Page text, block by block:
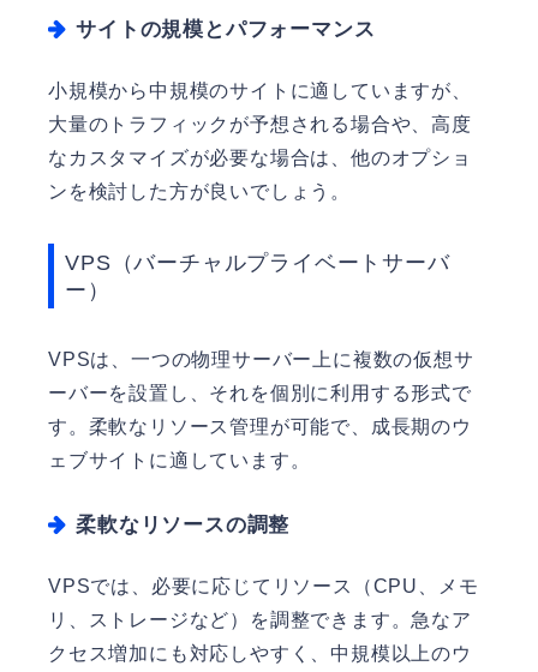
サイトの規模とパフォーマンス
小規模から中規模のサイトに適していますが、
大量のトラフィックが予想される場合や、高度
なカスタマイズが必要な場合は、他のオプショ
ンを検討した方が良いでしょう。
VPS（バーチャルプライベートサーバ
ー）
VPSは、一つの物理サーバー上に複数の仮想サ
ーバーを設置し、それを個別に利用する形式で
す。柔軟なリソース管理が可能で、成長期のウ
ェブサイトに適しています。
柔軟なリソースの調整
VPSでは、必要に応じてリソース（CPU、メモ
リ、ストレージなど）を調整できます。急なア
クセス増加にも対応しやすく、中規模以上のウ